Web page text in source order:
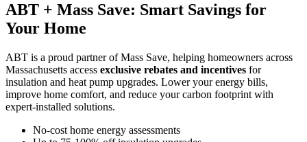
ABT + Mass Save: Smart Savings for
Your Home
ABT is a proud partner of Mass Save, helping homeowners across
Massachusetts access exclusive rebates and incentives for
insulation and heat pump upgrades. Lower your energy bills,
improve home comfort, and reduce your carbon footprint with
expert-installed solutions.
No-cost home energy assessments